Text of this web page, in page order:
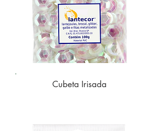
Cubeta Irisada